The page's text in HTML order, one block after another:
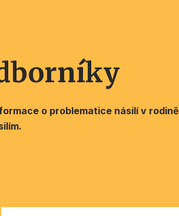
o problematice násilí v rodině